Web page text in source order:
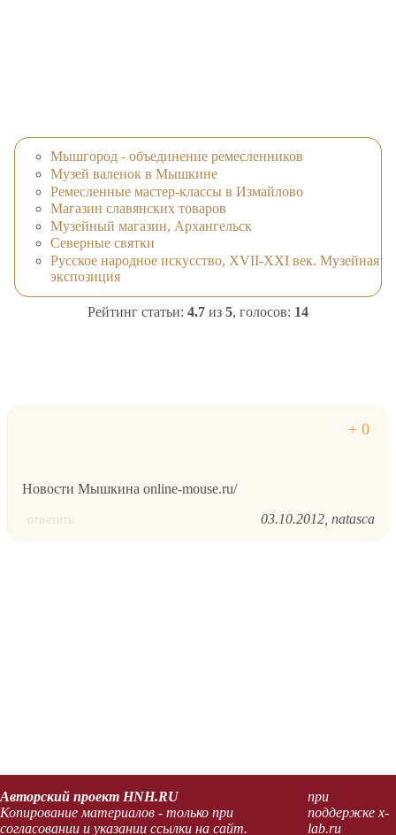
Мышгород - объединение ремесленников
Музей валенок в Мышкине
Ремесленные мастер-классы в Измайлово
Магазин славянских товаров
Музейный магазин, Архангельск
Северные святки
Русское народное искусство, XVII-XXI век. Музейная
экспозиция
Рейтинг статьи: 4.7 из 5, голосов: 14
Новости Мышкина online-mouse.ru/
ответить 03.10.2012 natasca
Авторский проект HNH.RU
Копирование материалов - только при
согласовании и указании ссылки на сайт.
при
поддержке x-
lab.ru